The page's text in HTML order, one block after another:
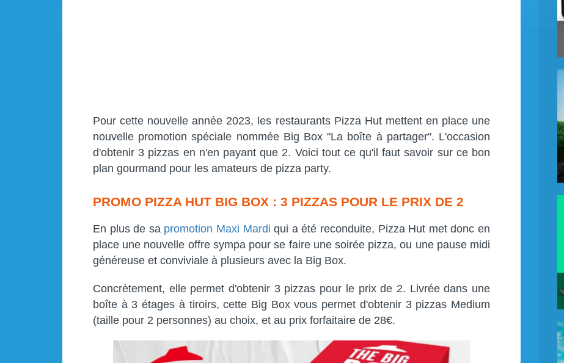
Pour cette nouvelle année 2023, les restaurants Pizza Hut mettent en place une
nouvelle promotion spéciale nommée Big Box "La boîte à partager". L'occasion
d'obtenir 3 pizzas en n'en payant que 2. Voici tout ce qu'il faut savoir sur ce bon
plan gourmand pour les amateurs de pizza party.
PROMO PIZZA HUT BIG BOX : 3 PIZZAS POUR LE PRIX DE 2
En plus de sa promotion Maxi Mardi qui a été reconduite, Pizza Hut met donc en
place une nouvelle offre sympa pour se faire une soirée pizza, ou une pause midi
généreuse et conviviale à plusieurs avec la Big Box.
Concrètement, elle permet d'obtenir 3 pizzas pour le prix de 2. Livrée dans une
boîte à 3 étages à tiroirs, cette Big Box vous permet d'obtenir 3 pizzas Medium
(taille pour 2 personnes) au choix, et au prix forfaitaire de 28€.